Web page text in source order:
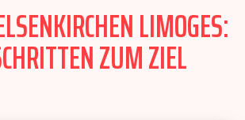
LIMOGES:
ZUM ZIEL